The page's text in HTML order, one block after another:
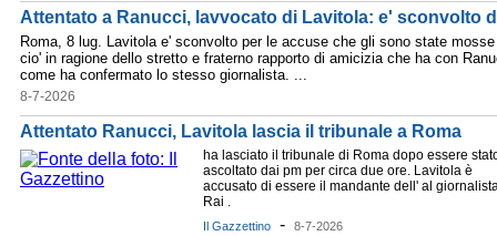
Attentato a Ranucci, lavvocato di Lavitola: e' sconvolto
Roma, 8 lug. Lavitola e' sconvolto per le accuse che gli sono state
cio' in ragione dello stretto e fraterno rapporto di amicizia che ha con
come ha confermato lo stesso giornalista. ...
8-7-2026
Attentato Ranucci, Lavitola lascia il tribunale a Roma
ha lasciato il tribunale di Roma dopo essere
ascoltato dai pm per circa due ore. Lavitola è
accusato di essere il mandante dell' al
Rai .
Il Gazzettino - 8-7-2026